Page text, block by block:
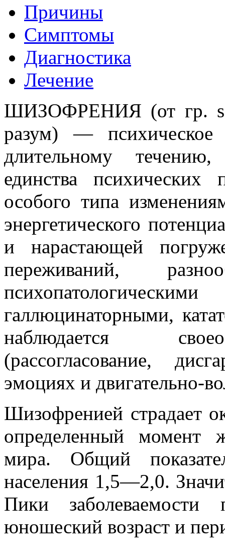
Причины
Симптомы
Диагностика
Лечение
ШИЗОФРЕНИЯ (от гр.
разум) — психическое
длительному течению,
единства психических
особого типа
энергетического
и нарастающей
переживаний,
галлюцинаторными,
наблюдается
(рассогласование,
эмоциях и двигательно-
Шизофренией страдает
определенный момент
мира. Общий
населения 1,5—2,0.
Пики заболеваемости
юношеский возраст и